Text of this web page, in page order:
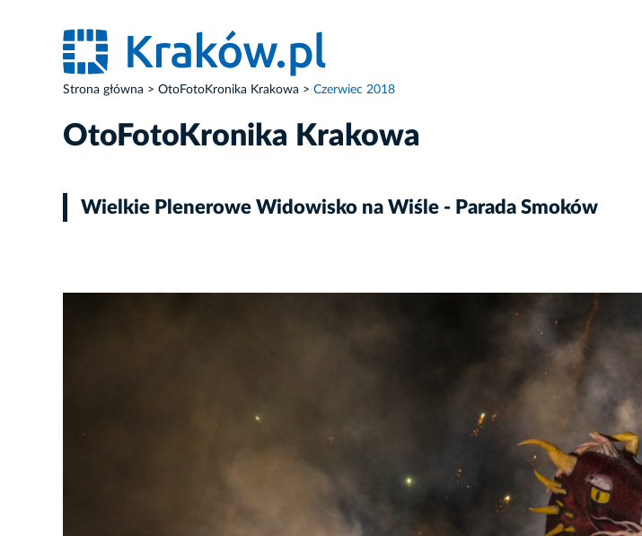
Strona główna OtoFotoKronika Krakowa Czerwiec 2018
OtoFotoKronika Krakowa
Wielkie Plenerowe Widowisko na Wiśle - Parada Smoków